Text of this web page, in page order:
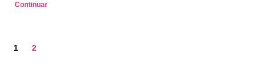
Continuar
1 2